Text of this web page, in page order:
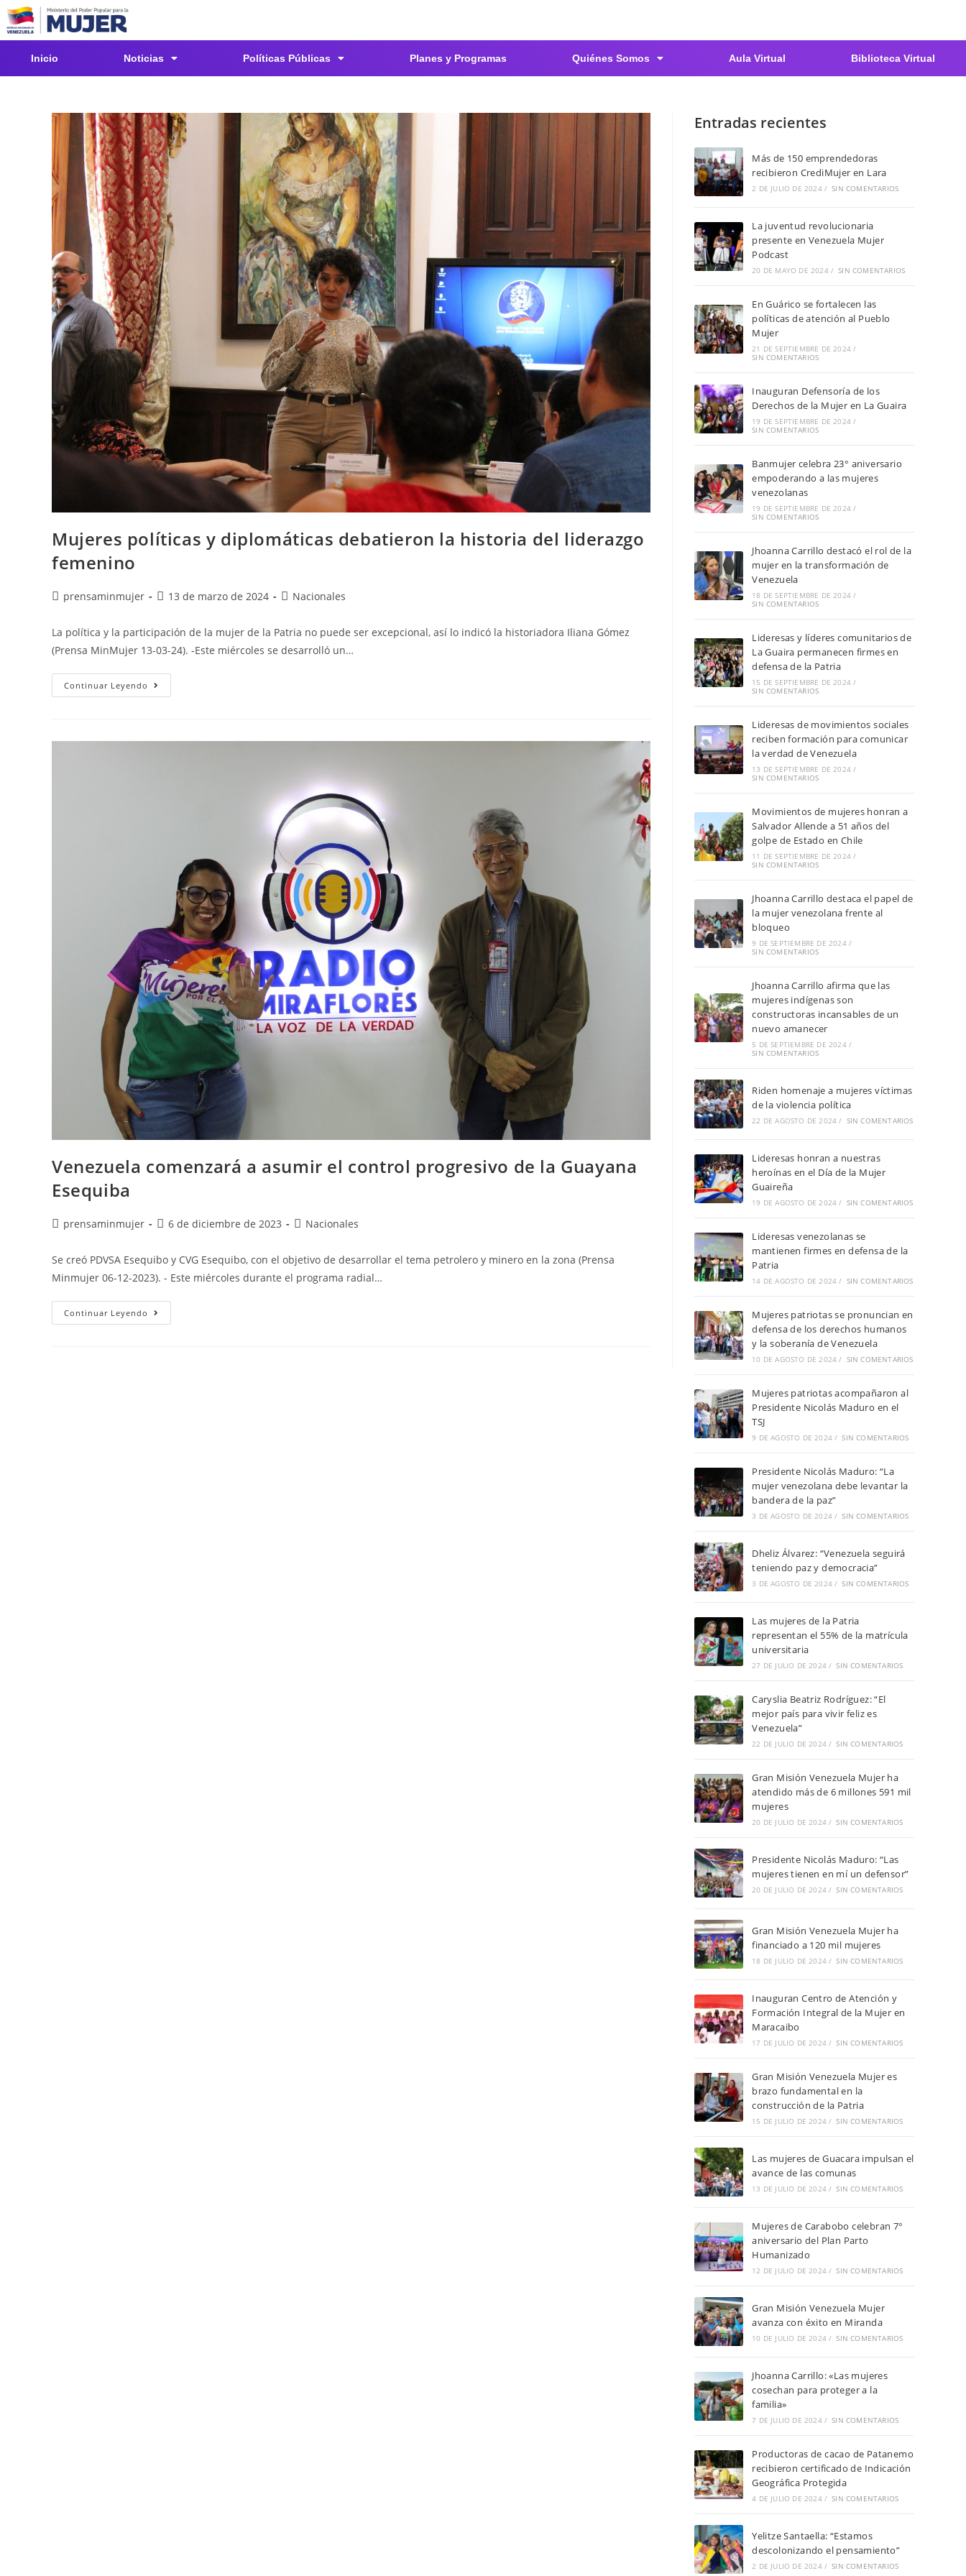
Inicio Noticias Políticas Públicas Planes y Programas Quiénes Somos Aula Virtual Biblioteca Virtual
Mujeres políticas y diplomáticas debatieron la historia del liderazgo
femenino
prensaminmujer 13 de marzo de 2024 Nacionales
La política y la participación de la mujer de la Patria no puede ser excepcional, así lo indicó la historiadora Iliana Gómez
(Prensa MinMujer 13-03-24). -Este miércoles se desarrolló un…
Continuar Leyendo
Venezuela comenzará a asumir el control progresivo de la Guayana
Esequiba
prensaminmujer 6 de diciembre de 2023 Nacionales
Se creó PDVSA Esequibo y CVG Esequibo, con el objetivo de desarrollar el tema petrolero y minero en la zona (Prensa
Minmujer 06-12-2023). - Este miércoles durante el programa radial…
Continuar Leyendo
Entradas recientes
Más de 150 emprendedoras
recibieron CrediMujer en Lara
2 DE JULIO DE 2024 / SIN COMENTARIOS
La juventud revolucionaria
presente en Venezuela Mujer
Podcast
20 DE MAYO DE 2024 / SIN COMENTARIOS
En Guárico se fortalecen las
políticas de atención al Pueblo
Mujer
21 DE SEPTIEMBRE DE 2024 /
SIN COMENTARIOS
Inauguran Defensoría de los
Derechos de la Mujer en La Guaira
19 DE SEPTIEMBRE DE 2024 /
SIN COMENTARIOS
Banmujer celebra 23° aniversario
empoderando a las mujeres
venezolanas
19 DE SEPTIEMBRE DE 2024 /
SIN COMENTARIOS
Jhoanna Carrillo destacó el rol de la
mujer en la transformación de
Venezuela
18 DE SEPTIEMBRE DE 2024 /
SIN COMENTARIOS
Lideresas y líderes comunitarios de
La Guaira permanecen firmes en
defensa de la Patria
15 DE SEPTIEMBRE DE 2024 /
SIN COMENTARIOS
Lideresas de movimientos sociales
reciben formación para comunicar
la verdad de Venezuela
13 DE SEPTIEMBRE DE 2024 /
SIN COMENTARIOS
Movimientos de mujeres honran a
Salvador Allende a 51 años del
golpe de Estado en Chile
11 DE SEPTIEMBRE DE 2024 /
SIN COMENTARIOS
Jhoanna Carrillo destaca el papel de
la mujer venezolana frente al
bloqueo
9 DE SEPTIEMBRE DE 2024 /
SIN COMENTARIOS
Jhoanna Carrillo afirma que las
mujeres indígenas son
constructoras incansables de un
nuevo amanecer
5 DE SEPTIEMBRE DE 2024 /
SIN COMENTARIOS
Riden homenaje a mujeres víctimas
de la violencia política
22 DE AGOSTO DE 2024 / SIN COMENTARIOS
Lideresas honran a nuestras
heroínas en el Día de la Mujer
Guaireña
19 DE AGOSTO DE 2024 / SIN COMENTARIOS
Lideresas venezolanas se
mantienen firmes en defensa de la
Patria
14 DE AGOSTO DE 2024 / SIN COMENTARIOS
Mujeres patriotas se pronuncian en
defensa de los derechos humanos
y la soberanía de Venezuela
10 DE AGOSTO DE 2024 / SIN COMENTARIOS
Mujeres patriotas acompañaron al
Presidente Nicolás Maduro en el
TSJ
9 DE AGOSTO DE 2024 / SIN COMENTARIOS
Presidente Nicolás Maduro: “La
mujer venezolana debe levantar la
bandera de la paz”
3 DE AGOSTO DE 2024 / SIN COMENTARIOS
Dheliz Álvarez: “Venezuela seguirá
teniendo paz y democracia”
3 DE AGOSTO DE 2024 / SIN COMENTARIOS
Las mujeres de la Patria
representan el 55% de la matrícula
universitaria
27 DE JULIO DE 2024 / SIN COMENTARIOS
Caryslia Beatriz Rodríguez: “El
mejor país para vivir feliz es
Venezuela”
22 DE JULIO DE 2024 / SIN COMENTARIOS
Gran Misión Venezuela Mujer ha
atendido más de 6 millones 591 mil
mujeres
20 DE JULIO DE 2024 / SIN COMENTARIOS
Presidente Nicolás Maduro: “Las
mujeres tienen en mí un defensor”
20 DE JULIO DE 2024 / SIN COMENTARIOS
Gran Misión Venezuela Mujer ha
financiado a 120 mil mujeres
18 DE JULIO DE 2024 / SIN COMENTARIOS
Inauguran Centro de Atención y
Formación Integral de la Mujer en
Maracaibo
17 DE JULIO DE 2024 / SIN COMENTARIOS
Gran Misión Venezuela Mujer es
brazo fundamental en la
construcción de la Patria
15 DE JULIO DE 2024 / SIN COMENTARIOS
Las mujeres de Guacara impulsan el
avance de las comunas
13 DE JULIO DE 2024 / SIN COMENTARIOS
Mujeres de Carabobo celebran 7°
aniversario del Plan Parto
Humanizado
12 DE JULIO DE 2024 / SIN COMENTARIOS
Gran Misión Venezuela Mujer
avanza con éxito en Miranda
10 DE JULIO DE 2024 / SIN COMENTARIOS
Jhoanna Carrillo: «Las mujeres
cosechan para proteger a la
familia»
7 DE JULIO DE 2024 / SIN COMENTARIOS
Productoras de cacao de Patanemo
recibieron certificado de Indicación
Geográfica Protegida
4 DE JULIO DE 2024 / SIN COMENTARIOS
Yelitze Santaella: “Estamos
descolonizando el pensamiento”
2 DE JULIO DE 2024 / SIN COMENTARIOS